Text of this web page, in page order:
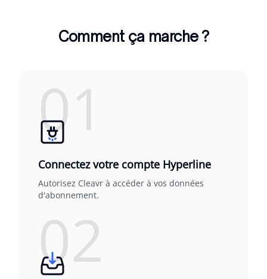
Comment ça marche ?
01
Connectez votre compte Hyperline
Autorisez Cleavr à accéder à vos données
d'abonnement.
02